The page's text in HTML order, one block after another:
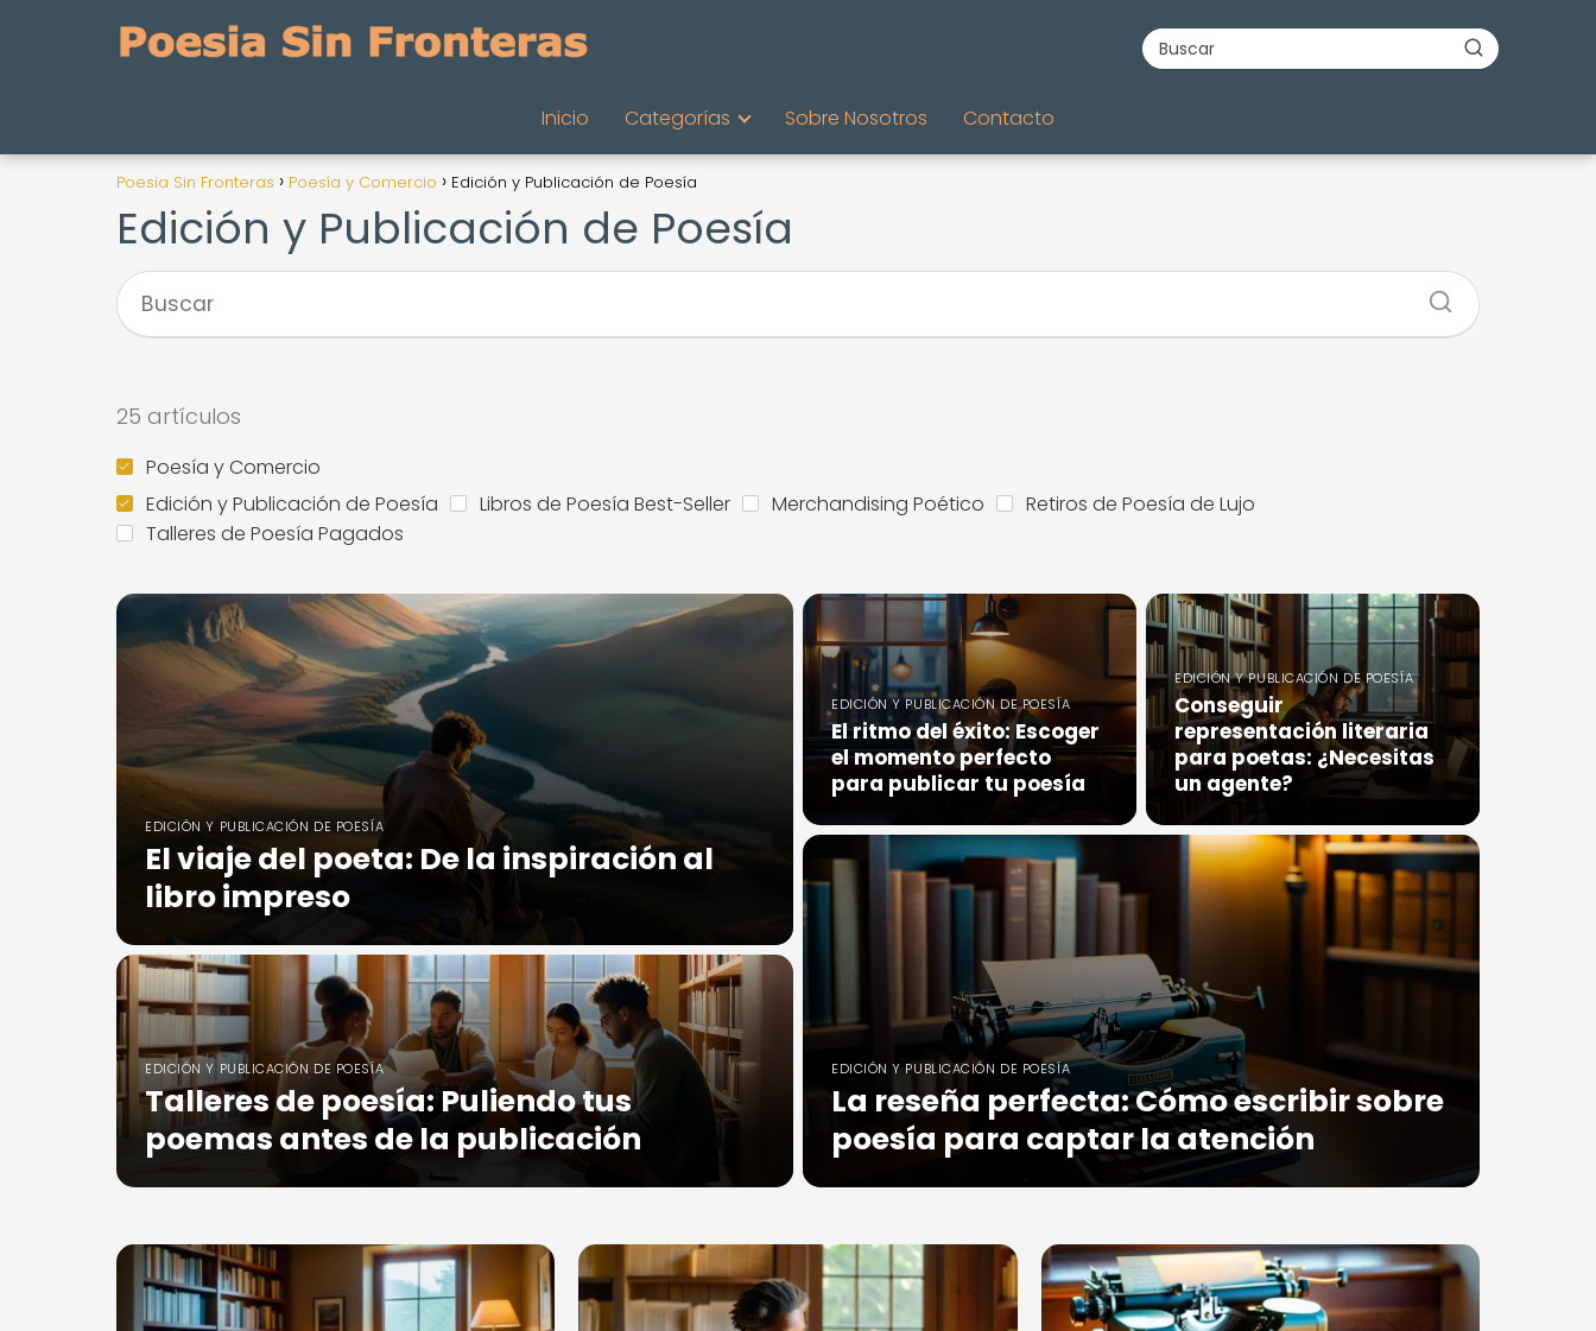
Inicio Categorías Sobre Nosotros Contacto
Poesia Sin Fronteras Poesía y Comercio Edición y Publicación de Poesía
Edición y Publicación de Poesía
25 artículos
Poesía y Comercio
Edición y Publicación de Poesía
Libros de Poesía Best-Seller Merchandising Poético
Retiros de Poesía de Lujo
Talleres de Poesía Pagados
EDICIÓN Y PUBLICACIÓN DE POESÍA
El viaje del poeta: De la inspiración al
libro impreso
EDICIÓN Y PUBLICACIÓN DE POESÍA
El ritmo del éxito: Escoger
el momento perfecto
para publicar tu poesía
EDICIÓN Y PUBLICACIÓN DE POESÍA
Talleres de poesía: Puliendo tus
poemas antes de la publicación
EDICIÓN Y PUBLICACIÓN DE POESÍA
Conseguir
representación literaria
para poetas: ¿Necesitas
un agente?
EDICIÓN Y PUBLICACIÓN DE POESÍA
La reseña perfecta: Cómo escribir sobre
poesía para captar la atención